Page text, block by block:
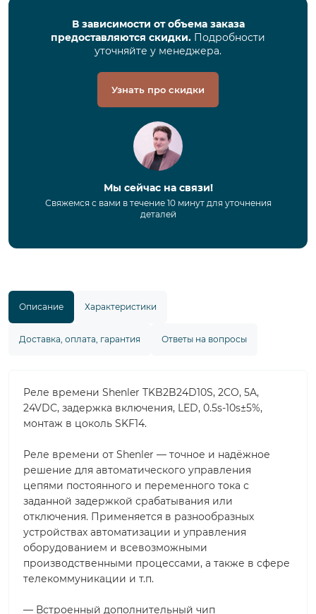
В зависимости от объема заказа
предоставляются скидки. Подробности
уточняйте у менеджера.
Узнать про скидки
Мы сейчас на связи!
Свяжемся с вами в течение 10 минут для уточнения
деталей
Описание Характеристики
Доставка, оплата, гарантия Ответы на вопросы
Реле времени Shenler TKB2B24D10S, 2CO, 5A,
24VDC, задержка включения, LED, 0.5s-10s±5%,
монтаж в цоколь SKF14.
Реле времени от Shenler — точное и надёжное
решение для автоматического управления
цепями постоянного и переменного тока с
заданной задержкой срабатывания или
отключения. Применяется в разнообразных
устройствах автоматизации и управления
оборудованием и всевозможными
производственными процессами, а также в сфере
телекоммуникации и т.п.
— Встроенный дополнительный чип